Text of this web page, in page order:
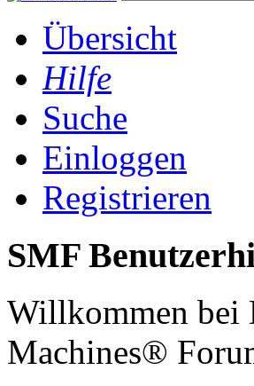
Übersicht
Hilfe
Suche
Einloggen
Registrieren
SMF
Willkommen bei
Machines®